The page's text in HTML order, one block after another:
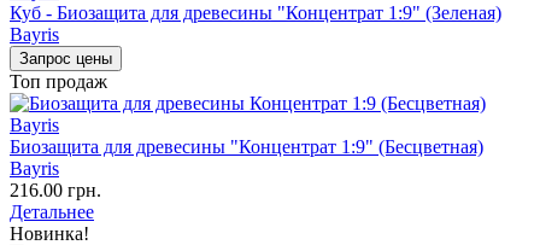
Куб - Биозащита для древесины "Концентрат 1:9" (Зеленая)
Bayris
Запрос цены
Топ продаж
Биозащита для древесины "Концентрат 1:9" (Бесцветная)
Bayris
216.00 грн.
Детальнее
Новинка!